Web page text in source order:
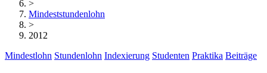
>
Mindeststundenlohn
>
2012
Mindestlohn Stundenlohn Indexierung Studenten Praktika Beiträge